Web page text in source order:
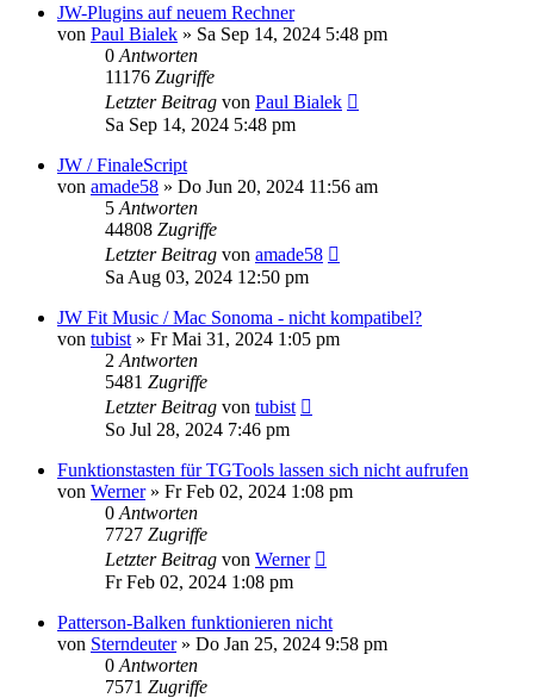
JW-Plugins auf neuem Rechner
von Paul Bialek » Sa Sep 14, 2024 5:48 pm
0 Antworten
11176 Zugriffe
Letzter Beitrag von Paul Bialek
Sa Sep 14, 2024 5:48 pm
JW / FinaleScript
von amade58 » Do Jun 20, 2024 11:56 am
5 Antworten
44808 Zugriffe
Letzter Beitrag von amade58
Sa Aug 03, 2024 12:50 pm
JW Fit Music / Mac Sonoma - nicht kompatibel?
von tubist » Fr Mai 31, 2024 1:05 pm
2 Antworten
5481 Zugriffe
Letzter Beitrag von tubist
So Jul 28, 2024 7:46 pm
Funktionstasten für TGTools lassen sich nicht aufrufen
von Werner» Fr Feb 02, 2024 1:08 pm
0 Antworten
7727 Zugriffe
Letzter Beitrag von Werner
Fr Feb 02, 2024 1:08 pm
Patterson-Balken funktionieren nicht
von Sterndeuter» Do Jan 25, 2024 9:58 pm
0 Antworten
7571 Zugriffe